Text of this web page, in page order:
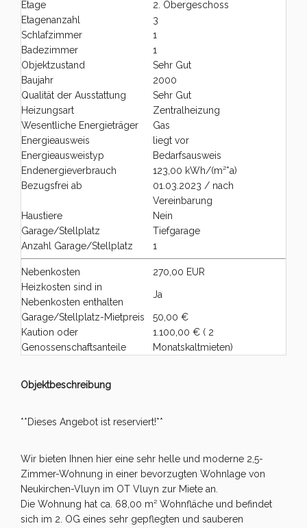
Etage
2. Obergeschoss
Etagenanzahl
3
Schlafzimmer
1
Badezimmer
1
Objektzustand
Sehr Gut
Baujahr
2000
Qualität der Ausstattung
Sehr Gut
Heizungsart
Zentralheizung
Wesentliche Energieträger
Gas
Energieausweis
liegt vor
Energieausweistyp
Bedarfsausweis
Endenergieverbrauch
123,00 kWh/(m²*a)
Bezugsfrei ab
01.03.2023 / nach
Vereinbarung
Haustiere
Nein
Garage/Stellplatz
Tiefgarage
Anzahl Garage/Stellplatz
1
Nebenkosten
270,00 EUR
Heizkosten sind in
Nebenkosten enthalten
Ja
Garage/Stellplatz-Mietpreis
50,00 €
Kaution oder
Genossenschaftsanteile
1.100,00 € ( 2
Monatskaltmieten)
Objektbeschreibung
**Dieses Angebot ist reserviert!**
Wir bieten Ihnen hier eine sehr helle und moderne 2,5-
Zimmer-Wohnung in einer bevorzugten Wohnlage von
Neukirchen-Vluyn im OT Vluyn zur Miete an.
Die Wohnung hat ca. 68,00 m² Wohnfläche und befindet
sich im 2. OG eines sehr gepflegten und sauberen